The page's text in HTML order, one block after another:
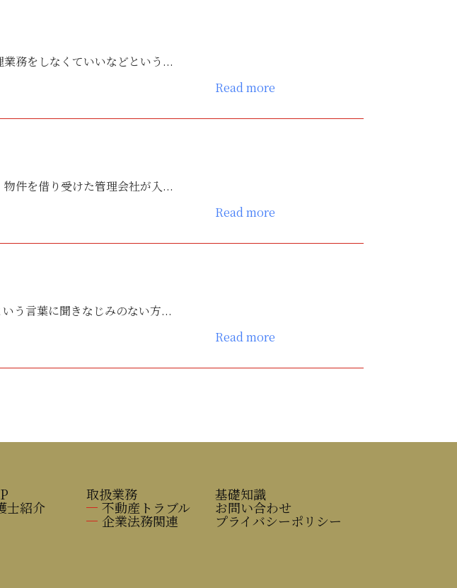
務をしなくていいなどという...
Read more
件を借り受けた管理会社が入...
Read more
う言葉に聞きなじみのない方...
Read more
士紹介
取扱業務
不動産トラブル
企業法務関連
基礎知識
お問い合わせ
プライバシーポリシー